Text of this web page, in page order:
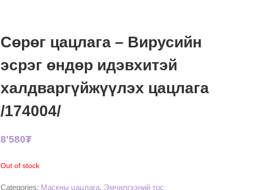
Сөрөг цацлага – Вирусийн
эсрэг өндөр идэвхитэй
халдваргүйжүүлэх цацлага
/174004/
8'580₮
Out of stock
Categories: Маскны цацлага, Эмчилгээний тос